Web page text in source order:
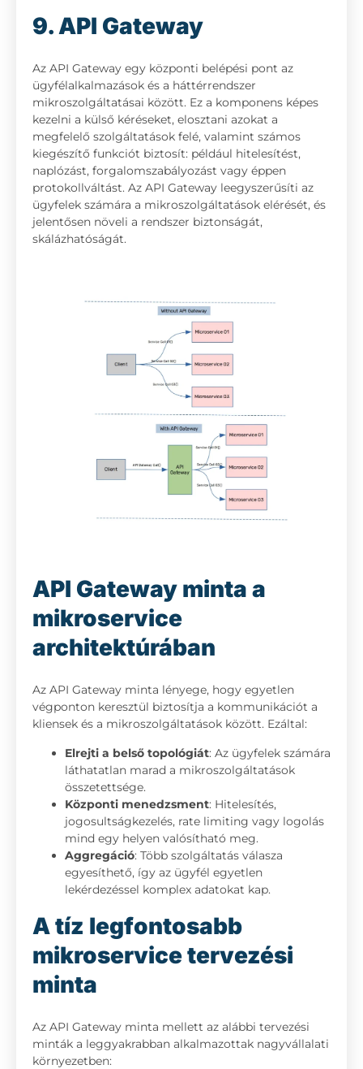
9. API Gateway
Az API Gateway egy központi belépési pont az
ügyfélalkalmazások és a háttérrendszer
mikroszolgáltatásai között. Ez a komponens képes
kezelni a külső kéréseket, elosztani azokat a
megfelelő szolgáltatások felé, valamint számos
kiegészítő funkciót biztosít: például hitelesítést,
naplózást, forgalomszabályozást vagy éppen
protokollváltást. Az API Gateway leegyszerűsíti az
ügyfelek számára a mikroszolgáltatások elérését, és
jelentősen növeli a rendszer biztonságát,
skálázhatóságát.
API Gateway minta a
mikroservice
architektúrában
Az API Gateway minta lényege, hogy egyetlen
végponton keresztül biztosítja a kommunikációt a
kliensek és a mikroszolgáltatások között. Ezáltal:
Elrejti a belső topológiát: Az ügyfelek számára
láthatatlan marad a mikroszolgáltatások
összetettsége.
Központi menedzsment: Hitelesítés,
jogosultságkezelés, rate limiting vagy logolás
mind egy helyen valósítható meg.
Aggregáció: Több szolgáltatás válasza
egyesíthető, így az ügyfél egyetlen
lekérdezéssel komplex adatokat kap.
A tíz legfontosabb
mikroservice tervezési
minta
Az API Gateway minta mellett az alábbi tervezési
minták a leggyakrabban alkalmazottak nagyvállalati
környezetben: